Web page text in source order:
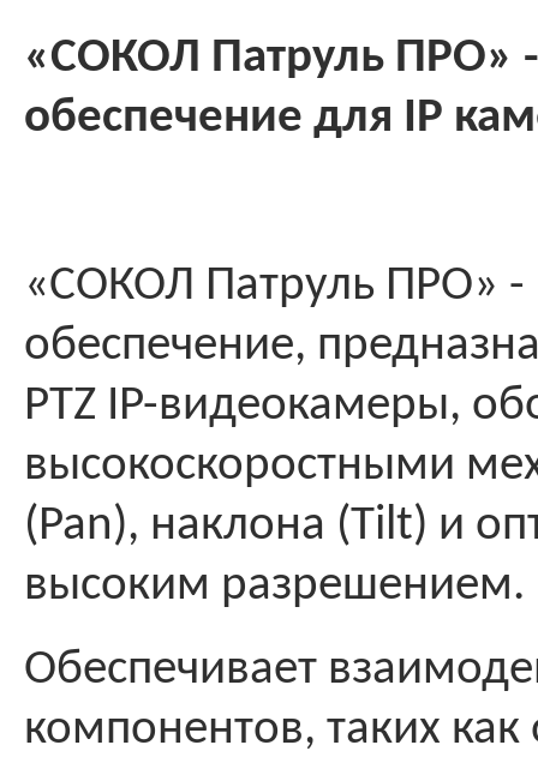
«СОКОЛ Патруль ПРО»
обеспечение для IP
«СОКОЛ Патруль ПРО»
обеспечение,
PTZ IP-видеокамеры,
высокоскоростными
(Pan), наклона (Tilt) и
высоким разрешением.
Обеспечивает
компонентов, таких